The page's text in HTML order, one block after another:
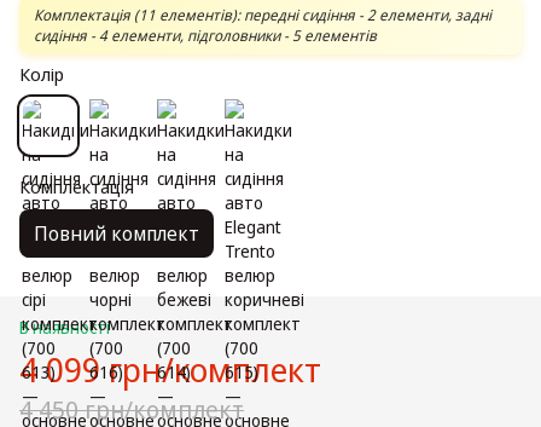
Комплектація (11 елементів): передні сидіння - 2 елементи, задні
сидіння - 4 елементи, підголовники - 5 елементів
Колір
Комплектація
Повний комплект
В наявності
4 099 грн/комплект
4 450 грн/комплект